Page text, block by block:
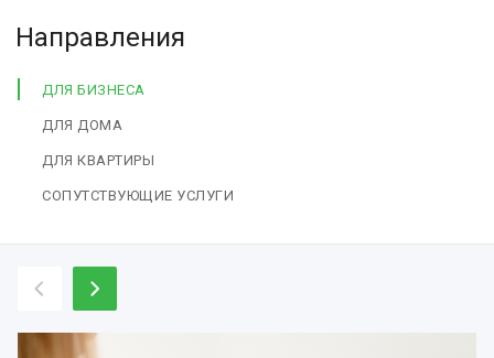
Направления
ДЛЯ БИЗНЕСА
ДЛЯ ДОМА
ДЛЯ КВАРТИРЫ
СОПУТСТВУЮЩИЕ УСЛУГИ